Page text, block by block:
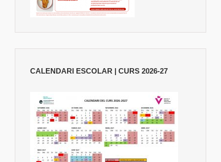
CALENDARI ESCOLAR | CURS 2026-27